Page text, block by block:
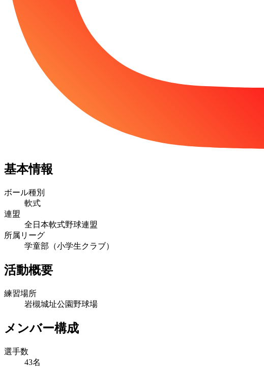
基本情報
ボール種別
軟式
連盟
全日本軟式野球連盟
所属リーグ
学童部（小学生クラブ）
活動概要
練習場所
岩槻城址公園野球場
メンバー構成
選手数
43名